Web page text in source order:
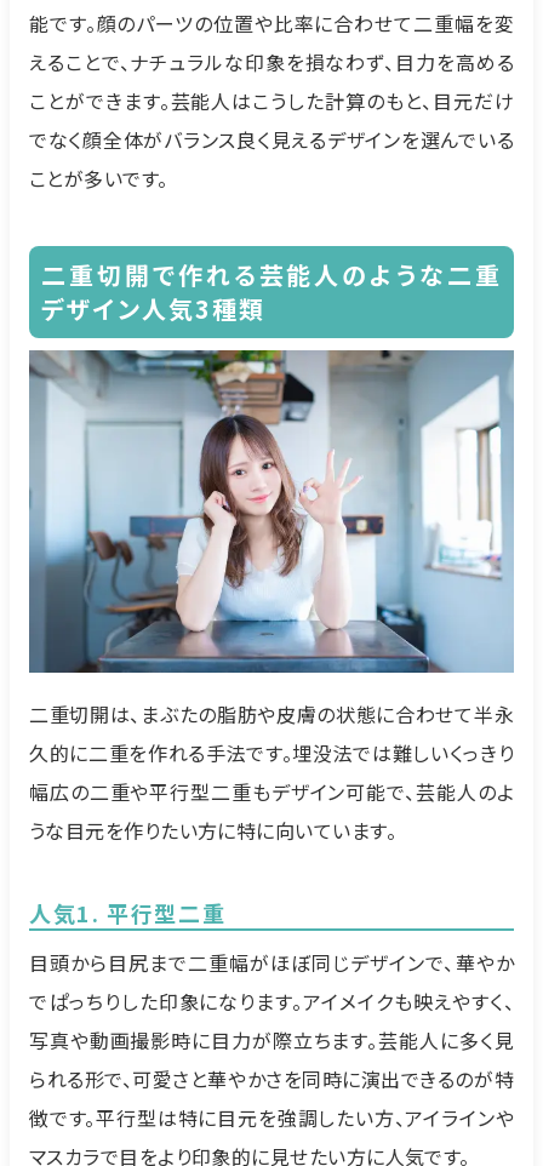
能です。顔のパーツの位置や比率に合わせて二重幅を変
えることで、ナチュラルな印象を損なわず、目力を高める
ことができます。芸能人はこうした計算のもと、目元だけ
でなく顔全体がバランス良く見えるデザインを選んでいる
ことが多いです。
二重切開で作れる芸能人のような二重
デザイン人気3種類
二重切開は、まぶたの脂肪や皮膚の状態に合わせて半永
久的に二重を作れる手法です。埋没法では難しいくっきり
幅広の二重や平行型二重もデザイン可能で、芸能人のよ
うな目元を作りたい方に特に向いています。
人気1. 平行型二重
目頭から目尻まで二重幅がほぼ同じデザインで、華やか
でぱっちりした印象になります。アイメイクも映えやすく、
写真や動画撮影時に目力が際立ちます。芸能人に多く見
られる形で、可愛さと華やかさを同時に演出できるのが特
徴です。平行型は特に目元を強調したい方、アイラインや
マスカラで目をより印象的に見せたい方に人気です。